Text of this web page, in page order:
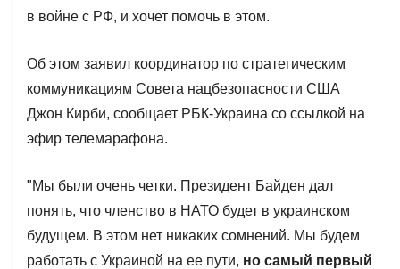
в войне с РФ, и хочет помочь в этом.
Об этом заявил координатор по стратегическим
коммуникациям Совета нацбезопасности США
Джон Кирби, сообщает РБК-Украина со ссылкой на
эфир телемарафона.
"Мы были очень четки. Президент Байден дал
понять, что членство в НАТО будет в украинском
будущем. В этом нет никаких сомнений. Мы будем
работать с Украиной на ее пути, но самый первый